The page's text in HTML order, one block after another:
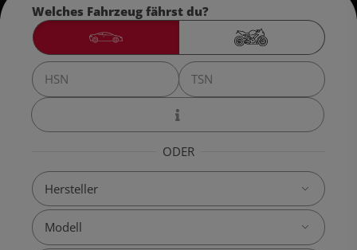
Welches Fahrzeug fährst du?
ODER